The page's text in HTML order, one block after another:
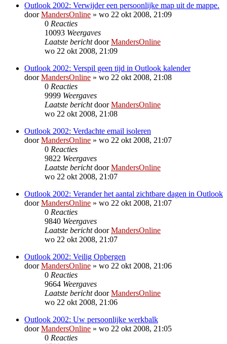
Outlook 2002: Verwijder een persoonlijke map uit de mappe.
doorMandersOnline » wo 22 okt 2008, 21:09
0 Reacties
10093 Weergaves
Laatste berichtdoorMandersOnline
wo 22 okt 2008, 21:09
Outlook 2002: Verspil geen tijd in Outlook kalender
doorMandersOnline » wo 22 okt 2008, 21:08
0 Reacties
9999 Weergaves
Laatste berichtdoorMandersOnline
wo 22 okt 2008, 21:08
Outlook 2002: Verdachte email isoleren
doorMandersOnline » wo 22 okt 2008, 21:07
0 Reacties
9822 Weergaves
Laatste berichtdoorMandersOnline
wo 22 okt 2008, 21:07
Outlook 2002: Verander het aantal zichtbare dagen in Outlook
doorMandersOnline » wo 22 okt 2008, 21:07
0 Reacties
9840 Weergaves
Laatste berichtdoorMandersOnline
wo 22 okt 2008, 21:07
Outlook 2002: Veilig Opbergen
doorMandersOnline » wo 22 okt 2008, 21:06
0 Reacties
9664 Weergaves
Laatste berichtdoorMandersOnline
wo 22 okt 2008, 21:06
Outlook 2002: Uw persoonlijke werkbalk
doorMandersOnline » wo 22 okt 2008, 21:05
0 Reacties